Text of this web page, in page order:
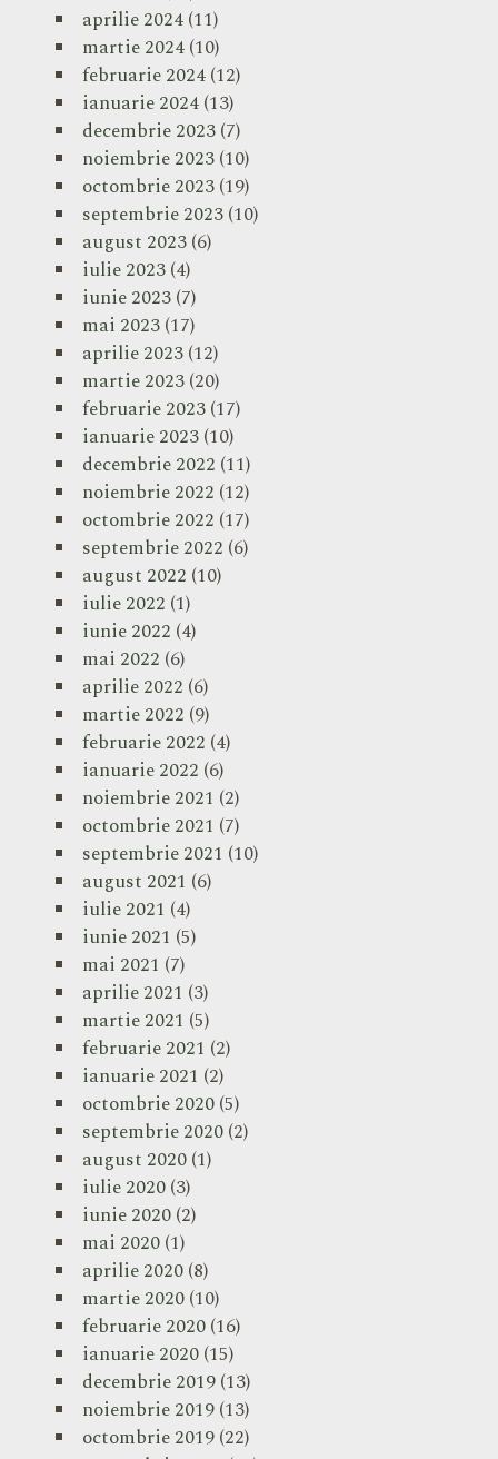
aprilie 2024(11)
martie 2024(10)
februarie 2024(12)
ianuarie 2024(13)
decembrie 2023(7)
noiembrie 2023(10)
octombrie 2023(19)
septembrie 2023(10)
august 2023(6)
iulie 2023(4)
iunie 2023(7)
mai 2023(17)
aprilie 2023(12)
martie 2023(20)
februarie 2023(17)
ianuarie 2023(10)
decembrie 2022 (11)
noiembrie 2022 (12)
octombrie 2022 (17)
septembrie 2022 (6)
august 2022 (10)
iulie 2022 (1)
iunie 2022 (4)
mai 2022 (6)
aprilie 2022 (6)
martie 2022 (9)
februarie 2022 (4)
ianuarie 2022 (6)
noiembrie 2021 (2)
octombrie 2021 (7)
septembrie 2021 (10)
august 2021 (6)
iulie 2021 (4)
iunie 2021 (5)
mai 2021 (7)
aprilie 2021 (3)
martie 2021 (5)
februarie 2021 (2)
ianuarie 2021 (2)
octombrie 2020(5)
septembrie 2020(2)
august 2020(1)
iulie 2020(3)
iunie 2020(2)
mai 2020(1)
aprilie 2020(8)
martie 2020(10)
februarie 2020(16)
ianuarie 2020(15)
decembrie 2019(13)
noiembrie 2019(13)
octombrie 2019(22)